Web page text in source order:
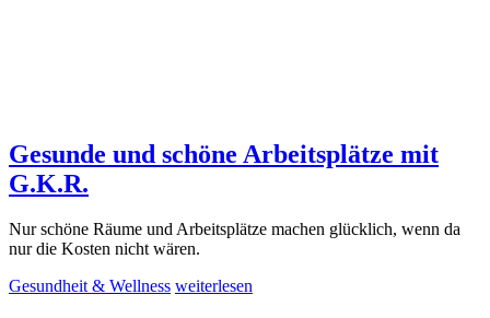
Gesunde und schöne Arbeitsplätze mit
G.K.R.
Nur schöne Räume und Arbeitsplätze machen glücklich, wenn da
nur die Kosten nicht wären.
Gesundheit & Wellness weiterlesen